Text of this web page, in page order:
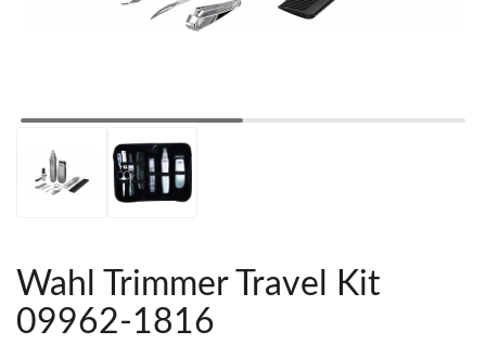
Wahl Trimmer Travel Kit
09962-1816